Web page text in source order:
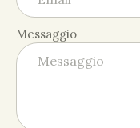
Messaggio